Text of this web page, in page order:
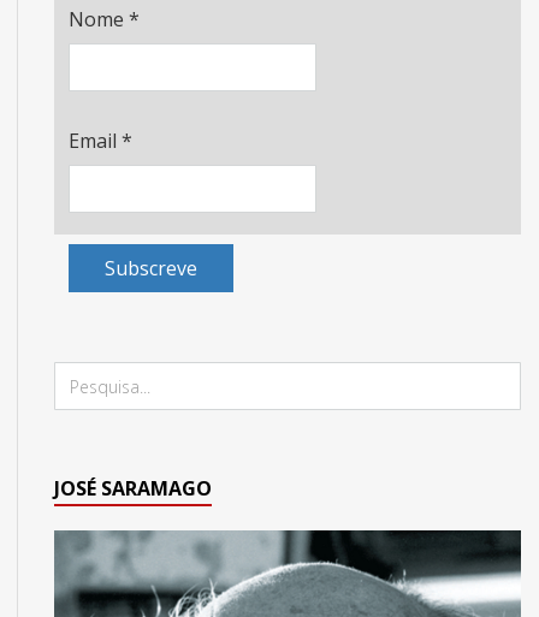
Nome *
Email *
Subscreve
JOSÉ SARAMAGO